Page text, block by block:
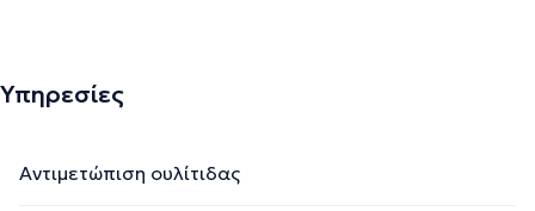
Υπηρεσίες
Αντιμετώπιση ουλίτιδας